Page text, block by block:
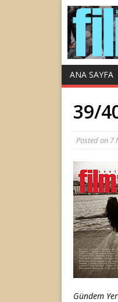
ANA SAYFA
39/
Posted on 7
Gündem